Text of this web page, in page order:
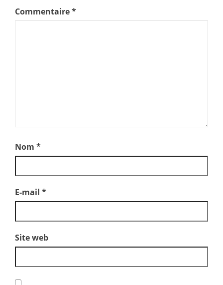
Commentaire*
Nom *
E-mail *
Site web